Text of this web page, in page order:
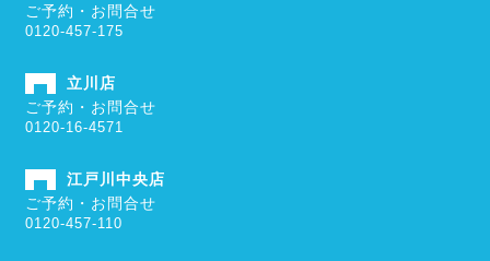
ご予約・お問合せ
0120-457-175
立川店
ご予約・お問合せ
0120-16-4571
江戸川中央店
ご予約・お問合せ
0120-457-110